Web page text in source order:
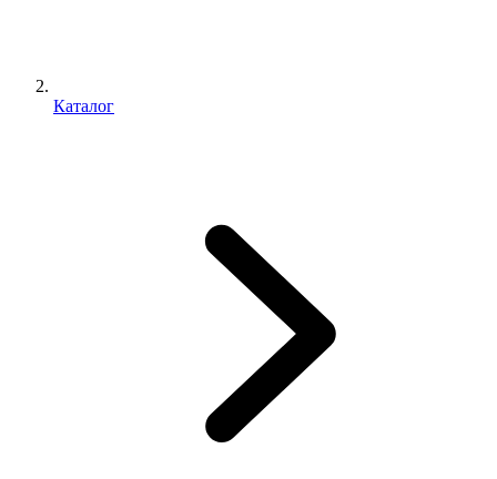
Каталог